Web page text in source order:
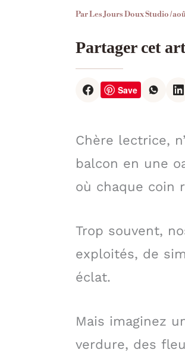
ParLes Jours Doux Studio/
Partager cet
Save
Chère lectrice,
balcon en une
où chaque coin
Trop souvent,
exploités, de
éclat.
Mais imaginez
verdure, des